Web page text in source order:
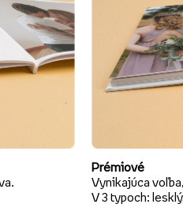
Prémiové
Vynikajúca
V 3 typoch: